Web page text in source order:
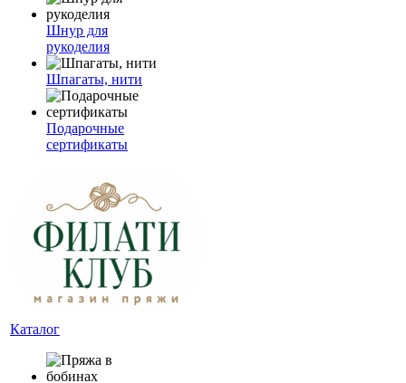
Шнур для
рукоделия
Шпагаты, нити
Подарочные
сертификаты
Каталог